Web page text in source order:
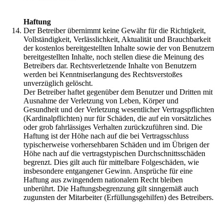
Haftung
Der Betreiber übernimmt keine Gewähr für die Richtigkeit,
Vollständigkeit, Verlässlichkeit, Aktualität und Brauchbarkeit
der kostenlos bereitgestellten Inhalte sowie der von Benutzern
bereitgestellten Inhalte, noch stellen diese die Meinung des
Betreibers dar. Rechtsverletzende Inhalte von Benutzern
werden bei Kenntniserlangung des Rechtsverstoßes
unverzüglich gelöscht.
Der Betreiber haftet gegenüber dem Benutzer und Dritten mit
Ausnahme der Verletzung von Leben, Körper und
Gesundheit und der Verletzung wesentlicher Vertragspflichten
(Kardinalpflichten) nur für Schäden, die auf ein vorsätzliches
oder grob fahrlässiges Verhalten zurückzuführen sind. Die
Haftung ist der Höhe nach auf die bei Vertragsschluss
typischerweise vorhersehbaren Schäden und im Übrigen der
Höhe nach auf die vertragstypischen Durchschnittsschäden
begrenzt. Dies gilt auch für mittelbare Folgeschäden, wie
insbesondere entgangener Gewinn. Ansprüche für eine
Haftung aus zwingendem nationalem Recht bleiben
unberührt. Die Haftungsbegrenzung gilt sinngemäß auch
zugunsten der Mitarbeiter (Erfüllungsgehilfen) des Betreibers.